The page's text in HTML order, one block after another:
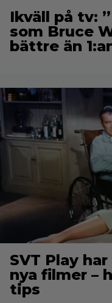
Ikväll på tv:
som Bruce
bättre än
SVT Play
nya filmer –
tips